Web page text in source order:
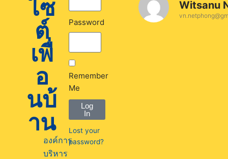
ไซ
ต์
เพื่
อ
นบ้
าน
องค์การ
บริหาร
Password
Remember
Me
Log
In
Lost your
password?
Witsanu